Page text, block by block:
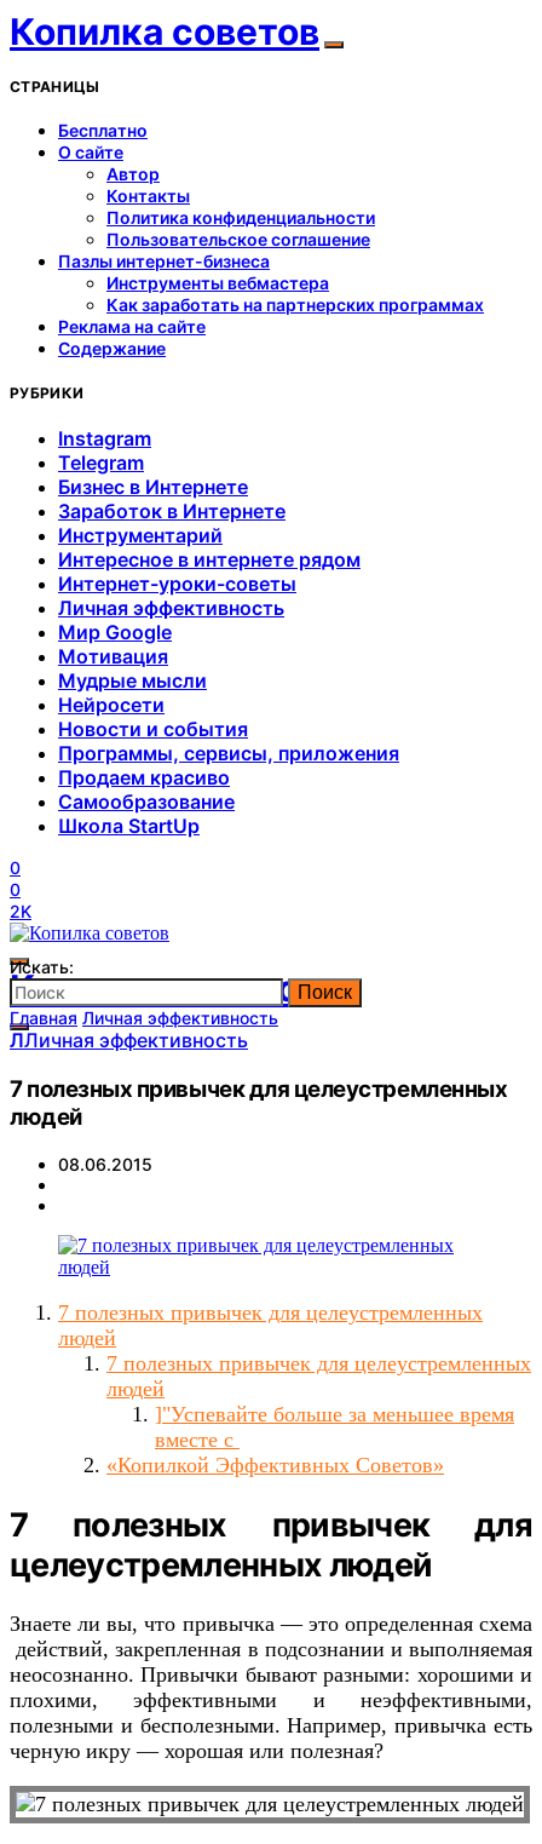
Копилка советов
СТРАНИЦЫ
Бесплатно
О сайте
Автор
Контакты
Политика конфиденциальности
Пользовательское соглашение
Пазлы интернет-бизнеса
Инструменты вебмастера
Как заработать на партнерских программах
Реклама на сайте
Содержание
РУБРИКИ
Instagram
Telegram
Бизнес в Интернете
Заработок в Интернете
Инструментарий
Интересное в интернете рядом
Интернет-уроки-советы
Личная эффективность
Мир Google
Мотивация
Мудрые мысли
Нейросети
Новости и события
Программы, сервисы, приложения
Продаем красиво
Самообразование
Школа StartUp
0
0
2K
Копилка советов
Искать:
Поиск
Главная Личная эффективность
ЛЛичная эффективность
7 полезных привычек для целеустремленных
людей
08.06.2015
7 полезных привычек для целеустремленных
людей
7 полезных привычек для целеустремленных
людей
]"Успевайте больше за меньшее время
вместе с
«Копилкой Эффективных Советов»
7 полезных привычек для
целеустремленных людей
Знаете ли вы, что привычка — это определенная схема
действий, закрепленная в подсознании и выполняемая
неосознанно. Привычки бывают разными: хорошими и
плохими, эффективными и неэффективными,
полезными и бесполезными. Например, привычка есть
черную икру — хорошая или полезная?